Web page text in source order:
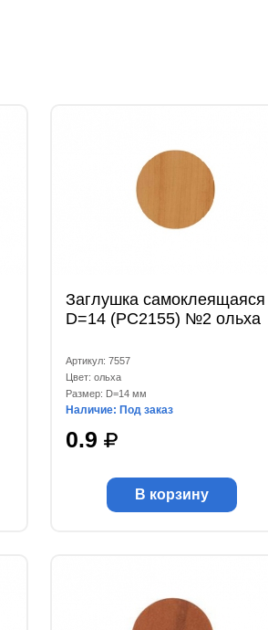
Заглушка самоклеящаяся
D=14 (РС2155) №2 ольха
Артикул: 7557
Цвет: ольха
Размер: D=14 мм
Наличие: Под заказ
0.9
В корзину